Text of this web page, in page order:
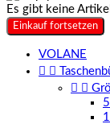
Es gibt keine
Einkauf fortsetzen
VOLANE
 
 